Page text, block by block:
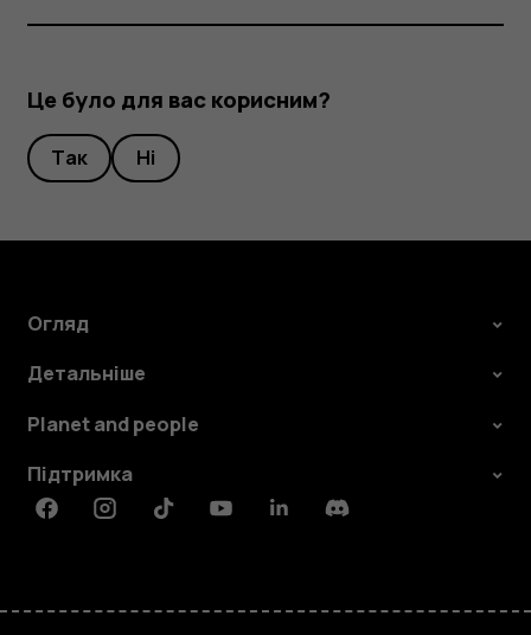
Це було для вас корисним?
Так Ні
Огляд
Детальніше
Planet and people
Підтримка
FacebookInstagramTiktokYoutubeLinkedinDiscord